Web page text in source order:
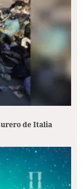
de Italia